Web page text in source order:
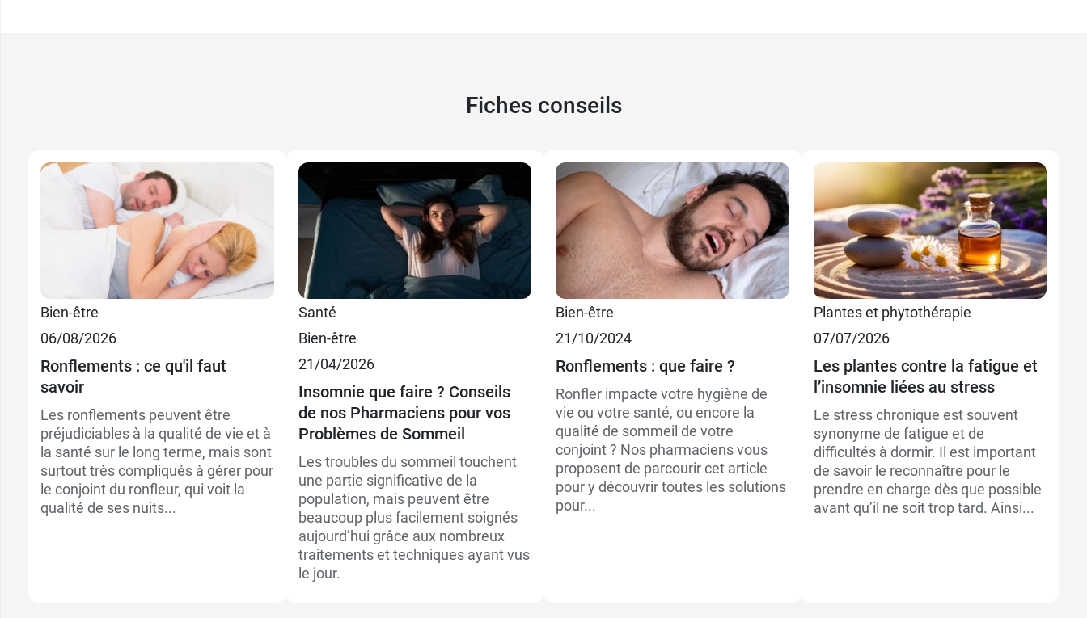
7,49 €
par 30
30 gommes 10,99 €
17,99 €
30 gommes 11,99 €
Fiches conseils
Bien-être
06/08/2026
Ronflements : ce qu'il faut
savoir
Les ronflements peuvent être
préjudiciables à la qualité de vie et à
la santé sur le long terme, mais sont
surtout très compliqués à gérer pour
le conjoint du ronfleur, qui voit la
qualité de ses nuits...
Santé
Bien-être
21/04/2026
Insomnie que faire ? Conseils
de nos Pharmaciens pour vos
Problèmes de Sommeil
Les troubles du sommeil touchent
une partie significative de la
population, mais peuvent être
beaucoup plus facilement soignés
aujourd’hui grâce aux nombreux
traitements et techniques ayant vus
le jour.
Bien-être
21/10/2024
Ronflements : que faire ?
Ronfler impacte votre hygiène de
vie ou votre santé, ou encore la
qualité de sommeil de votre
conjoint ? Nos pharmaciens vous
proposent de parcourir cet article
pour y découvrir toutes les solutions
pour...
Plantes et phytothérapie
07/07/2026
Les plantes contre la fatigue et
l’insomnie liées au stress
Le stress chronique est souvent
synonyme de fatigue et de
difficultés à dormir. Il est important
de savoir le reconnaître pour le
prendre en charge dès que possible
avant qu’il ne soit trop tard. Ainsi...